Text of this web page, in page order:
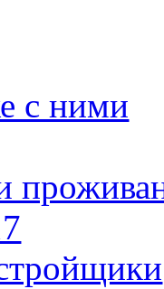
с ними